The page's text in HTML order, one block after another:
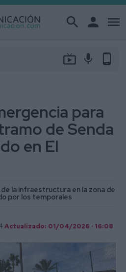
search person menu
live_tv mic phone_android
para
de Senda
en El
la infraestructura en la zona de
por los temporales
Actualizado: 01/04/2026 · 16:08